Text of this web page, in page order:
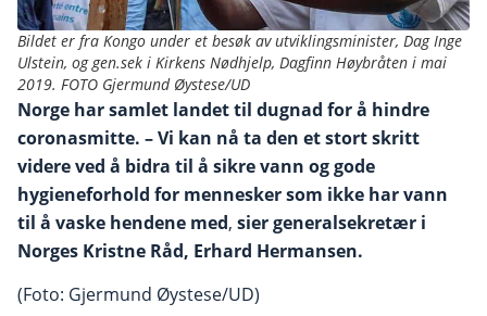
Bildet er fra Kongo under et besøk av utviklingsminister, Dag Inge
Ulstein, og gen.sek i Kirkens Nødhjelp, Dagfinn Høybråten i mai
2019. FOTO Gjermund Øystese/UD
Norge har samlet landet til dugnad for å hindre
coronasmitte. – Vi kan nå ta den et stort skritt
videre ved å bidra til å sikre vann og gode
hygieneforhold for mennesker som ikke har vann
til å vaske hendene med, sier generalsekretær i
Norges Kristne Råd, Erhard Hermansen.
(Foto: Gjermund Øystese/UD)